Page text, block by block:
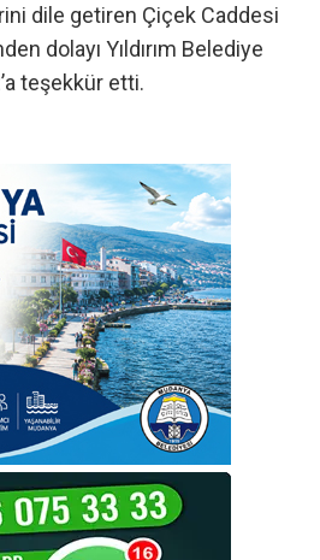
dile getiren Çiçek Caddesi
dolayı Yıldırım Belediye
teşekkür etti.